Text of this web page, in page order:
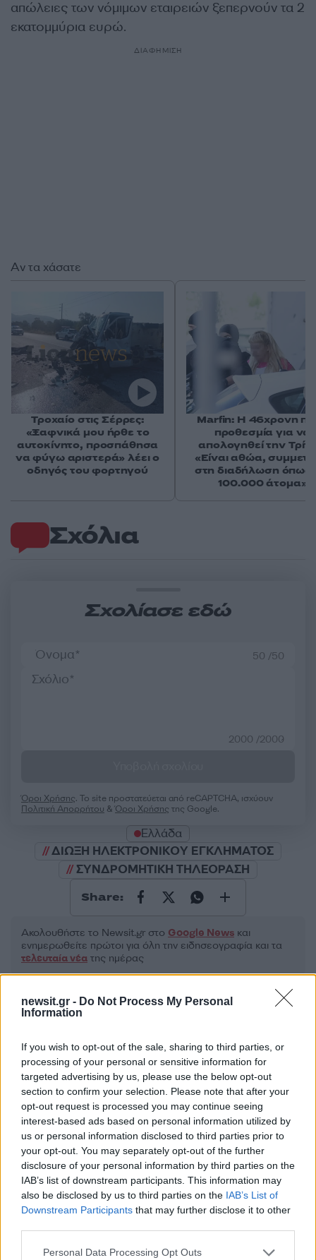
newsit.gr - Do Not Process My Personal
Information
If you wish to opt-out of the sale, sharing to third parties, or
processing of your personal or sensitive information for
targeted advertising by us, please use the below opt-out
section to confirm your selection. Please note that after your
opt-out request is processed you may continue seeing
interest-based ads based on personal information utilized by
us or personal information disclosed to third parties prior to
your opt-out. You may separately opt-out of the further
disclosure of your personal information by third parties on the
IAB’s list of downstream participants. This information may
also be disclosed by us to third parties on the IAB’s List of
Downstream Participants that may further disclose it to other
Please note that this website/app uses one or more Google
Personal Data Processing Opt Outs
απώλειες των νόμιμων εταιρειών ξεπερνούν τα 2
εκατομμύρια ευρώ.
ΔΙΑΦΗΜΙΣΗ
Σχόλια
Σχολίασε εδώ
50 /50
2000 /2000
Όροι Χρήσης. Το site προστατεύεται από reCAPTCHA, ισχύουν
Πολιτική Απορρήτου &Όροι Χρήσης της Google.
Ελλάδα
ΔΙΩΞΗ ΗΛΕΚΤΡΟΝΙΚΟΥ ΕΓΚΛΗΜΑΤΟΣ
ΣΥΝΔΡΟΜΗΤΙΚΗ ΤΗΛΕΟΡΑΣΗ
Share:
Ακολουθήστε το Νewsit.gr στο Google News και
ενημερωθείτε πρώτοι για όλη την ειδησεογραφία και τα
τελευταία νέα της ημέρας
Αν τα χάσατε
Τροχαίο στις Σέρρες:
«Ξαφνικά μου ήρθε το
αυτοκίνητο, προσπάθησα
να φύγω αριστερά» λέει ο
οδηγός του φορτηγού
Marfin: Η 46χρονη
προθεσμία για να
απολογηθεί την
«Είναι αθώα,
στη διαδήλωση όπως
100.000 άτομα»
Πιο δημοφιλή
1 Ο Κώστας Σαμαράς δημοσίευσε μία παιδική
φωτογραφία για την επέτειο θανάτου της
αδελφής του, Λένας
2Δολοφονία Βρετανίδας στην Κυψέλη: Οι
δύο καταθέσεις «κλειδί» της συζύγου του
26χρονου Αφγανού – Το στίγμα του
κινητού, η θεία από την Ινδία και τα
απειλητικά μηνύματα
3Η Ελένη Φωτοπούλου ευχήθηκε για τη
γιορτή του Άκη Παυλόπουλου: «Δεκαπέντε
«Αφιέρωσε τη ζωή της στο να βοηθά